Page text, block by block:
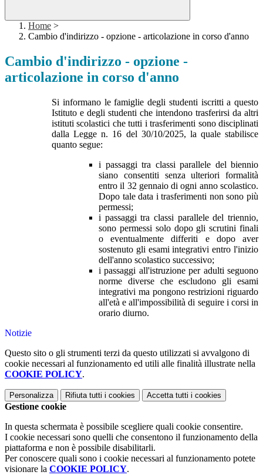
Home >
Cambio d'indirizzo - opzione - articolazione in corso d'anno
Cambio d'indirizzo - opzione -
articolazione in corso d'anno
Si informano le famiglie degli studenti iscritti a questo
Istituto e degli studenti che intendono trasferirsi da altri
istituti scolastici che tutti i trasferimenti sono disciplinati
dalla Legge n. 16 del 30/10/2025, la quale stabilisce
quanto segue:
i passaggi tra classi parallele del biennio
siano consentiti senza ulteriori formalità
entro il 32 gennaio di ogni anno scolastico.
Dopo tale data i trasferimenti non sono più
permessi;
i passaggi tra classi parallele del triennio,
sono permessi solo dopo gli scrutini finali
o eventualmente differiti e dopo aver
sostenuto gli esami integrativi entro l'inizio
dell'anno scolastico successivo;
i passaggi all'istruzione per adulti seguono
norme diverse che escludono gli esami
integrativi ma pongono restrizioni riguardo
all'età e all'impossibilità di seguire i corsi in
orario diurno.
Notizie
Questo sito o gli strumenti terzi da questo utilizzati si avvalgono di
cookie necessari al funzionamento ed utili alle finalità illustrate nella
COOKIE POLICY.
Personalizza Rifiuta tutti i cookies Accetta tutti i cookies
Gestione cookie
In questa schermata è possibile scegliere quali cookie consentire.
I cookie necessari sono quelli che consentono il funzionamento della
piattaforma e non è possibile disabilitarli.
Per conoscere quali sono i cookie necessari al funzionamento potete
visionare la COOKIE POLICY.